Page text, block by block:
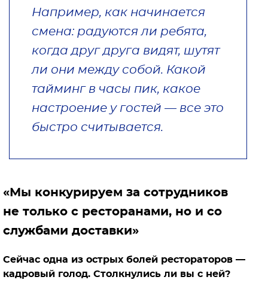
Например, как начинается
смена: радуются ли ребята,
когда друг друга видят, шутят
ли они между собой. Какой
тайминг в часы пик, какое
настроение у гостей — все это
быстро считывается.
«Мы конкурируем за сотрудников
не только с ресторанами, но и со
службами доставки»
Сейчас одна из острых болей рестораторов —
кадровый голод. Столкнулись ли вы с ней?